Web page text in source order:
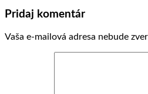
Pridaj komentár
Vaša e-mailová adresa nebude